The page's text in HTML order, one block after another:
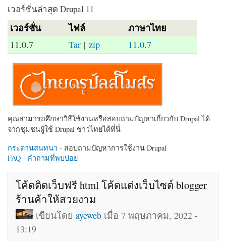
เวอร์ชั่นล่าสุด Drupal 11
เวอร์ชั่น ไฟล์ ภาษาไทย
11.0.7 Tar | zip 11.0.7
คุณสามารถศึกษาวิธีใช้งานหรือสอบถามปัญหาเกี่ยวกับ Drupal ได้
จากชุมชนผู้ใช้ Drupal ชาวไทยได้ที่นี่
กระดานสนทนา - สอบถามปัญหาการใช้งาน Drupal
FAQ - คำถามที่พบบ่อย
โค้ดติดเว็บฟรี html โค้ดแต่งเว็บไซต์ blogger
ร้านค้าให้สวยงาม
เขียนโดยayeweb เมื่อ 7 พฤษภาคม, 2022 -
13:19